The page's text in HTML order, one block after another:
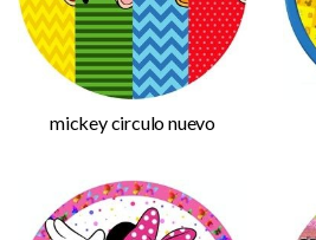
mickey circulo nuevo